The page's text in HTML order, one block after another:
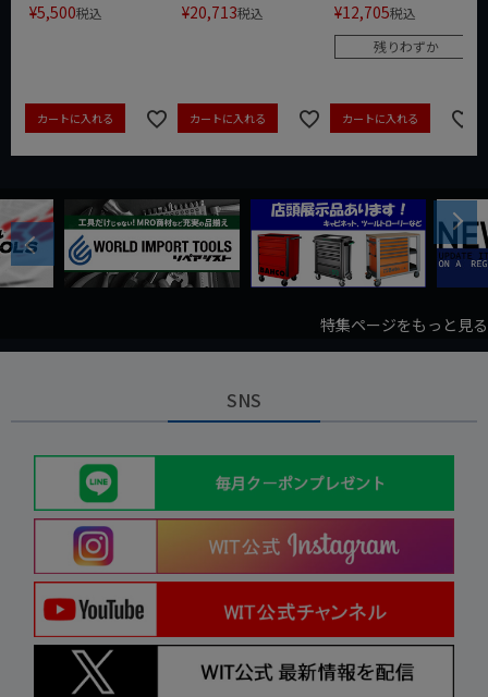
¥5,500税込
カートに入れる
¥20,713税込
カートに入れる
¥12,705税込
残りわずか
カートに入れる
Previous
Next
特集ページをもっと見る
SNS